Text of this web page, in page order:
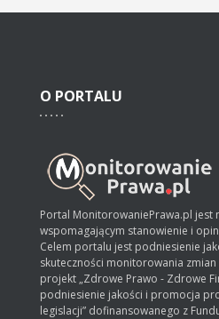
O PORTALU
Portal MonitorowaniePrawa.pl jest
wspomagającym stanowienie i
Celem portalu jest podniesienie
skuteczności monitorowania
projekt „Zdrowe Prawo - Zdrowe
podniesienie jakości i promocja
legislacji” dofinansowanego z